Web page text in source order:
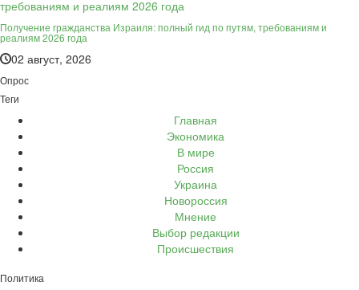
Получение гражданства Израиля: полный гид по путям, требованиям и
реалиям 2026 года
02 август, 2026
Опрос
Теги
Главная
Экономика
В мире
Россия
Украина
Новороссия
Мнение
Выбор редакции
Происшествия
Политика